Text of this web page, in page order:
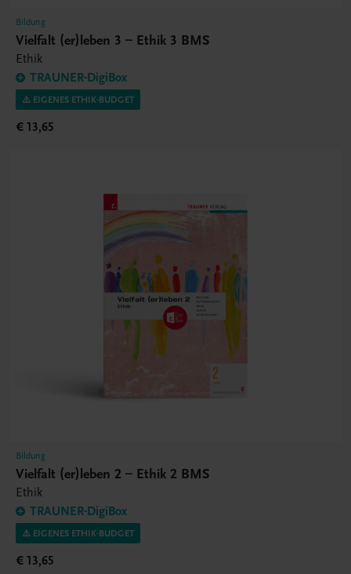
Bildung
Vielfalt (er)leben 3 – Ethik 3 BMS
Ethik
TRAUNER-DigiBox
⚠️ EIGENES ETHIK-BUDGET
€ 13,65
Bildung
Vielfalt (er)leben 2 – Ethik 2 BMS
Ethik
TRAUNER-DigiBox
⚠️ EIGENES ETHIK-BUDGET
€ 13,65